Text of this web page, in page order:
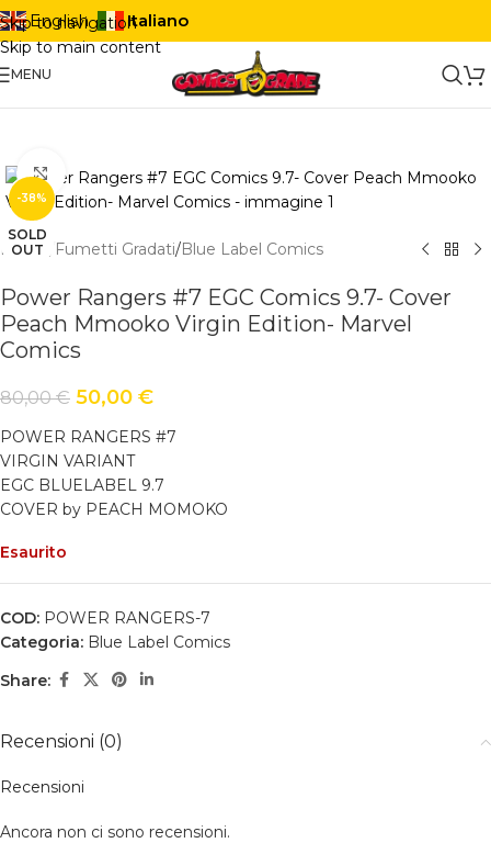
Skip to navigation
Skip to main content
English Italiano
MENU
-38%
SOLD
OUT
Click to enlarge
Home Fumetti Gradati/Blue Label Comics
Power Rangers #7 EGC Comics 9.7- Cover
Peach Mmooko Virgin Edition- Marvel
Comics
80,00€ 50,00 €
POWER RANGERS #7
VIRGIN VARIANT
EGC BLUELABEL 9.7
COVER by PEACH MOMOKO
Esaurito
COD: POWER RANGERS-7
Categoria: Blue Label Comics
Share:
Recensioni (0)
Recensioni
Ancora non ci sono recensioni.